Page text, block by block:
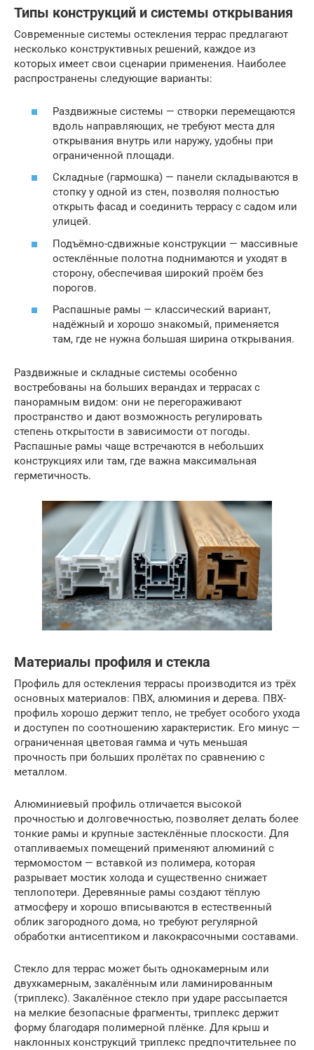
Типы конструкций и системы открывания
Современные системы остекления террас предлагают
несколько конструктивных решений, каждое из
которых имеет свои сценарии применения. Наиболее
распространены следующие варианты:
Раздвижные системы — створки перемещаются
вдоль направляющих, не требуют места для
открывания внутрь или наружу, удобны при
ограниченной площади.
Складные (гармошка) — панели складываются в
стопку у одной из стен, позволяя полностью
открыть фасад и соединить террасу с садом или
улицей.
Подъёмно-сдвижные конструкции — массивные
остеклённые полотна поднимаются и уходят в
сторону, обеспечивая широкий проём без
порогов.
Распашные рамы — классический вариант,
надёжный и хорошо знакомый, применяется
там, где не нужна большая ширина открывания.
Раздвижные и складные системы особенно
востребованы на больших верандах и террасах с
панорамным видом: они не перегораживают
пространство и дают возможность регулировать
степень открытости в зависимости от погоды.
Распашные рамы чаще встречаются в небольших
конструкциях или там, где важна максимальная
герметичность.
Материалы профиля и стекла
Профиль для остекления террасы производится из трёх
основных материалов: ПВХ, алюминия и дерева. ПВХ-
профиль хорошо держит тепло, не требует особого ухода
и доступен по соотношению характеристик. Его минус —
ограниченная цветовая гамма и чуть меньшая
прочность при больших пролётах по сравнению с
металлом.
Алюминиевый профиль отличается высокой
прочностью и долговечностью, позволяет делать более
тонкие рамы и крупные застеклённые плоскости. Для
отапливаемых помещений применяют алюминий с
термомостом — вставкой из полимера, которая
разрывает мостик холода и существенно снижает
теплопотери. Деревянные рамы создают тёплую
атмосферу и хорошо вписываются в естественный
облик загородного дома, но требуют регулярной
обработки антисептиком и лакокрасочными составами.
Стекло для террас может быть однокамерным или
двухкамерным, закалённым или ламинированным
(триплекс). Закалённое стекло при ударе рассыпается
на мелкие безопасные фрагменты, триплекс держит
форму благодаря полимерной плёнке. Для крыш и
наклонных конструкций триплекс предпочтительнее по